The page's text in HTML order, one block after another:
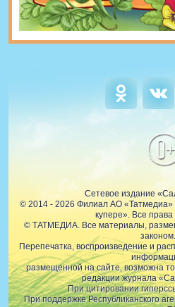
Сетевое издание
© 2014 - 2026 Филиал АО
купере». Все
© ТАТМЕДИА. Все материалы,
законом.
Перепечатка, воспроизведение и
размещенной на сайте, возможна
редакции журнала
При цитировании
При поддержке Республиканского